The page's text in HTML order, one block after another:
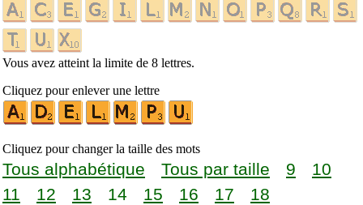
Vous avez atteint la limite de 8 lettres.
Cliquez pour enlever une lettre
Cliquez pour changer la taille des mots
Tous alphabétique Tous par taille 9
10
11
12 13 14 15 16 17 18